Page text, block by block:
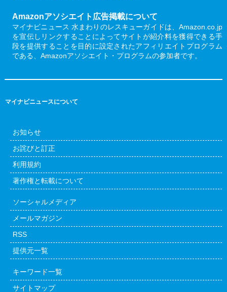
Amazonアソシエイト広告掲載について
マイナビニュース 水まわりのレスキューガイドは、Amazon.co.jp
を宣伝しリンクすることによってサイトが紹介料を獲得できる手
段を提供することを目的に設定されたアフィリエイトプログラム
である、Amazonアソシエイト・プログラムの参加者です。
マイナビニュースについて
お知らせ
お詫びと訂正
利用規約
著作権と転載について
ソーシャルメディア
メールマガジン
RSS
提供元一覧
キーワード一覧
サイトマップ